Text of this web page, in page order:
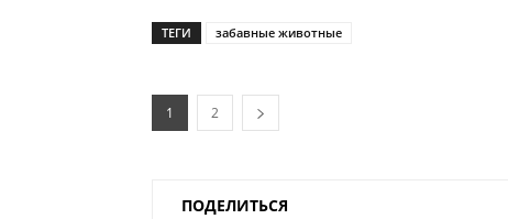
ТЕГИ забавные животные
1 2
ПОДЕЛИТЬСЯ